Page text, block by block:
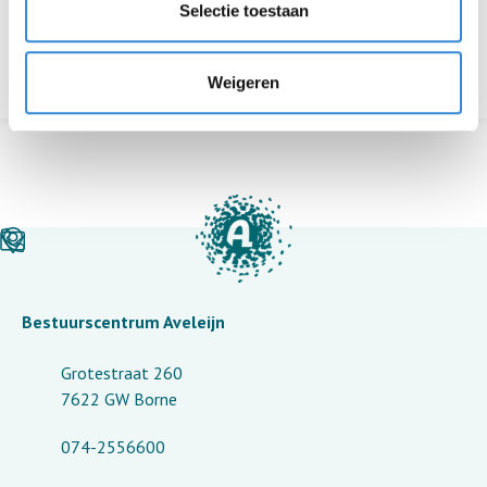
Selectie toestaan
Weigeren
Terug naar het overzicht
Bestuurscentrum Aveleijn
Grotestraat 260
7622 GW Borne
074-2556600